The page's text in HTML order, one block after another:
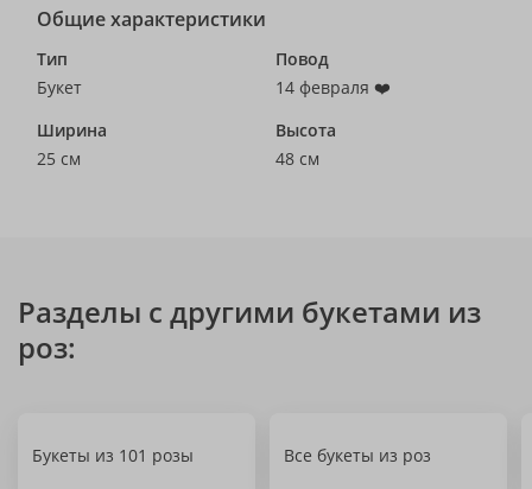
Общие характеристики
Тип
Букет
Повод
14 февраля ❤️
Ширина
25 см
Высота
48 см
Разделы с другими букетами из
роз:
Букеты из 101 розы Все букеты из роз